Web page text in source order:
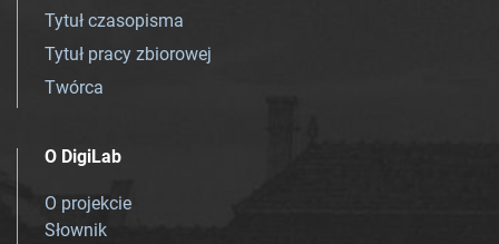
Tytuł czasopisma
Tytuł pracy zbiorowej
Twórca
O DigiLab
O projekcie
Słownik